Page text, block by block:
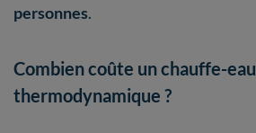
personnes.
Combien coûte un chauffe-eau
thermodynamique ?